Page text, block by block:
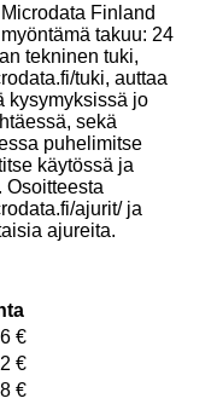
Finland
takuu: 24
tekninen tuki,
tuki, auttaa
kysymyksissä jo
sekä
puhelimitse
käytössä ja
Osoitteesta
ajurit/ ja
ajureita.
€
€
€